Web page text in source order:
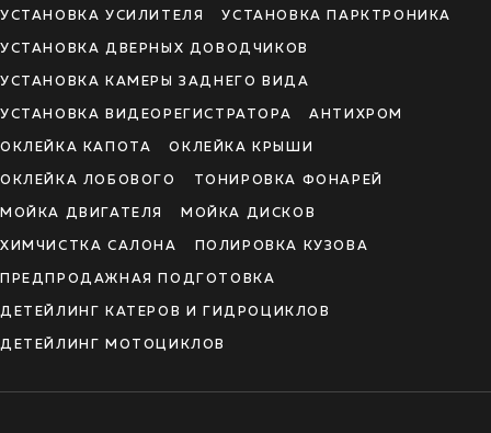
УСТАНОВКА УСИЛИТЕЛЯ УСТАНОВКА ПАРКТРОНИКА
УСТАНОВКА ДВЕРНЫХ ДОВОДЧИКОВ
УСТАНОВКА КАМЕРЫ ЗАДНЕГО ВИДА
УСТАНОВКА ВИДЕОРЕГИСТРАТОРА АНТИХРОМ
ОКЛЕЙКА КАПОТА ОКЛЕЙКА КРЫШИ
ОКЛЕЙКА ЛОБОВОГО ТОНИРОВКА ФОНАРЕЙ
МОЙКА ДВИГАТЕЛЯ МОЙКА ДИСКОВ
ХИМЧИСТКА САЛОНА ПОЛИРОВКА КУЗОВА
ПРЕДПРОДАЖНАЯ ПОДГОТОВКА
ДЕТЕЙЛИНГ КАТЕРОВ И ГИДРОЦИКЛОВ
ДЕТЕЙЛИНГ МОТОЦИКЛОВ